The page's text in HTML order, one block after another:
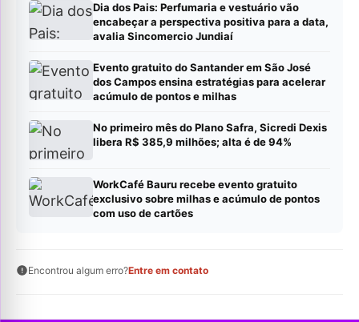
Dia dos Pais: Perfumaria e vestuário vão
encabeçar a perspectiva positiva para a data,
avalia Sincomercio Jundiaí
Evento gratuito do Santander em São José
dos Campos ensina estratégias para acelerar
acúmulo de pontos e milhas
No primeiro mês do Plano Safra, Sicredi Dexis
libera R$ 385,9 milhões; alta é de 94%
WorkCafé Bauru recebe evento gratuito
exclusivo sobre milhas e acúmulo de pontos
com uso de cartões
Encontrou algum erro?Entre em contato